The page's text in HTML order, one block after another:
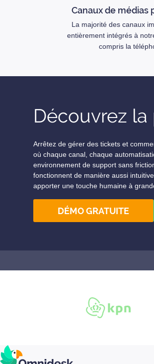
Canaux de médias
La majorité des canaux
entièrement intégrés à
compris la
Découvrez
Arrêtez de gérer des tickets et
où chaque canal, chaque
environnement de support sans
fonctionnent de manière aussi
apporter une touche humaine à
DÉMO GRATUITE